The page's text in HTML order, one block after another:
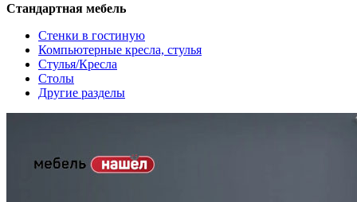
Стандартная мебель
Стенки в гостиную
Компьютерные кресла, стулья
Стулья/Кресла
Столы
Другие разделы